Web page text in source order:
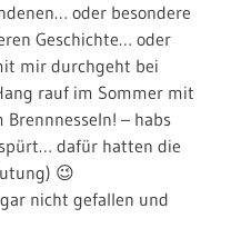
oder besondere
Geschichte… oder
mir durchgeht bei
rauf im Sommer mit
– habs
dafür hatten die
😉
nicht gefallen und